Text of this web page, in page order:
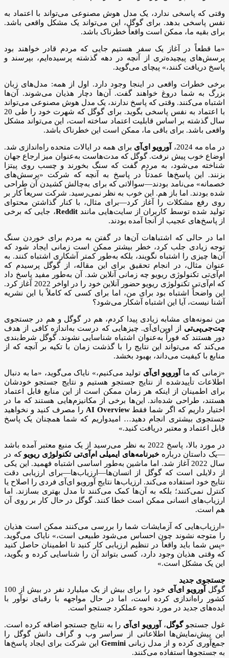
وقتی که پاسخی ندارد، یک مدل هوش مصنوعی می‌تواند با اعتماد به
نفس پاسخی بدهد. برای گوگل، این می‌تواند یک مشکل واقعی باشد.
برای بقیه ما، ممکن است واقعاً خطرناک باشد.
«ما قطعاً در آغاز یک سفر هستیم جایی که مردم قادر خواهند بود
پرسش‌های پیچیده‌تری از آنچه در دهه گذشته پرسیده‌ایم، بپرسند و
پاسخ دریافت کنند،» پیچای می‌گوید.
برخی خطرات واقعی در اینجا وجود دارد. اول از همه: مدل‌های زبان
بزرگ به شما دروغ خواهند گفت. آن‌ها دچار هذیان می‌شوند. آن‌ها
اشتباه می‌کنند. وقتی که پاسخ ندارند، یک مدل هوش مصنوعی می‌تواند
با اعتماد به نفس پاسخی بگوید. برای گوگل که شهرت خود را طی 20
سال گذشته بر اساس قابلیت اعتماد ساخته است، این می‌تواند مشکل
واقعی باشد. برای باقی ما، ممکن است این خطرناک باشد.
در ماه مه 2024، آورویو ای‌آی برای همه در ایالات متحده راه‌اندازی شد.
اوضاع خوب پیش نرفت. گوگل که مدت‌هاست به‌عنوان میز ارجاع جهان
شناخته می‌شود، به مردم گفت که سنگ بخورند و چسب روی پیتزا
بزنند. این پاسخ‌ها عمدتاً در پاسخ به آنچه که شرکت «پرسش‌های
خصمانه» می‌نامد بودند—سوالاتی که برای به‌چالش کشیدن آن طراحی
شده بودند. اما باز هم. این خوب به نظر نمی‌رسید. شرکت سریعاً کار بر
روی رفع مشکلات را آغاز کرد—برای مثال، با کنار گذاشتن محتوای
تولید شده توسط کاربران از سایت‌هایی مانندReddit، جایی که برخی
از پاسخ‌های عجیب از آنجا آمده بودند.
اما در حالی که اشتباهات آن‌ها در گفتن به مردم برای خوردن سنگ
توجه زیادی جلب کرد، خطر بیشتر ممکن است زمانی ایجاد شود که
آن‌ها چیزی را اشتباه نگویند، بلکه به‌طور کمتر آشکاری اشتباه کنند. به
عنوان مثال، در انجام تحقیق برای این مقاله، از گوگل پرسیدم که
ا‌م‌آی‌تی تکنولوژی ریویو چه زمانی آنلاین شد. آن به‌طور مفید پاسخ داد
که ا‌م‌آی‌تی تکنولوژی ریویو حضور آنلاین خود را در اواخر 2022 آغاز کرد.
این واضحاً اشتباه بود برای من، اما برای کسی که کاملاً با این نشریه
آشنا نیست، آیا این اشتباه آشکار می‌شود؟
من نمونه‌های مشابه زیادی پیدا کردم، هم در گوگل و هم در جستجوی
چت‌جی‌پی‌تی از اوپن‌ای‌آی. چیزهایی که درست به‌اندازه کافی از هدف
دور هستند که فوراً به‌عنوان اشتباه شناسایی نشوند. گوگل شرط‌بندی
می‌کند که می‌تواند این نتایج را با گذشت زمان با تکیه بر آنچه که از
منابع با کیفیت می‌داند، بهبود بخشد.
«زمانی که ما آورویو ای‌آی تولید می‌کنیم،» نایاک می‌گوید، «ما به دنبال
اطلاعات تأیید‌شده از نتایج جستجو هستیم و نتایج جستجو خودشان
برای اطمینان از اینکه هر زمان ممکن است از این منابع قابل اعتماد
هستند، طراحی شده‌اند. این‌ها برخی از مکانیزم‌هایی هستند که ما در
اختیار داریم که اگر شما فقطAI Overview را مصرف کنید و نخواهید
جستجوی بیشتری انجام دهید… امیدواریم که شما همچنان یک پاسخ
قابل اعتماد و معتبر دریافت کنید.»
در مورد بالا، پاسخ 2022 به نظر می‌رسید از یک منبع معتبر آمده باشد
—یک داستان درباره خبرنامه‌های ایمیلی ا‌م‌آی‌تی تکنولوژی ریویوکه در
سال 2022 آغاز شد. اما ماشین به‌طور اساسی اشتباه فهمید. این یکی
از دلایلی است که گوگل از انسان‌ها—ارزیاب‌ها—برای ارزیابی دقت
نتایج خود استفاده می‌کند. ارزیاب‌ها نتایج آورویو ای‌آی فردی را اصلاح یا
کنترل نمی‌کنند؛ بلکه به آن‌ها کمک می‌کنند تا مدل بهتری بسازند. اما
ارزیاب‌های انسانی ممکن است خطا کنند. گوگل در حال کار بر روی آن
هم است.
«ارزیاب‌هایی که آزمایشات شما را بررسی می‌کنند ممکن است هذیان
را متوجه نشوند چون احساس می‌شود طبیعی است،» نایاک می‌گوید.
«پس شما باید واقعاً در تنظیم ارزیابی کار کنید تا اطمینان حاصل کنید
که وقتی هذیان وجود دارد، کسی بتواند آن را شناسایی کرده و بگوید،
این یک مشکل است.»
جستجوی جدید
گوگل
آورویو ای‌آی
خود را برای بیش از یک میلیارد نفر در بیش از 100
کشور راه‌اندازی کرده است، اما در حال مواجهه با رقبای نوآور با
ایده‌های جدید در مورد نحوه عملکرد جستجو است.
غول جستجوگوگل، آورویو ای‌آی را به نتایج جستجو اضافه کرده است.
این پیش‌نمایش‌ها اطلاعاتی از سراسر وب و گراف دانش گوگل را
جمع‌آوری کرده و از مدل زبانی Gemini این شرکت برای ایجاد پاسخ‌ها
به جستجوها استفاده می‌کنند.